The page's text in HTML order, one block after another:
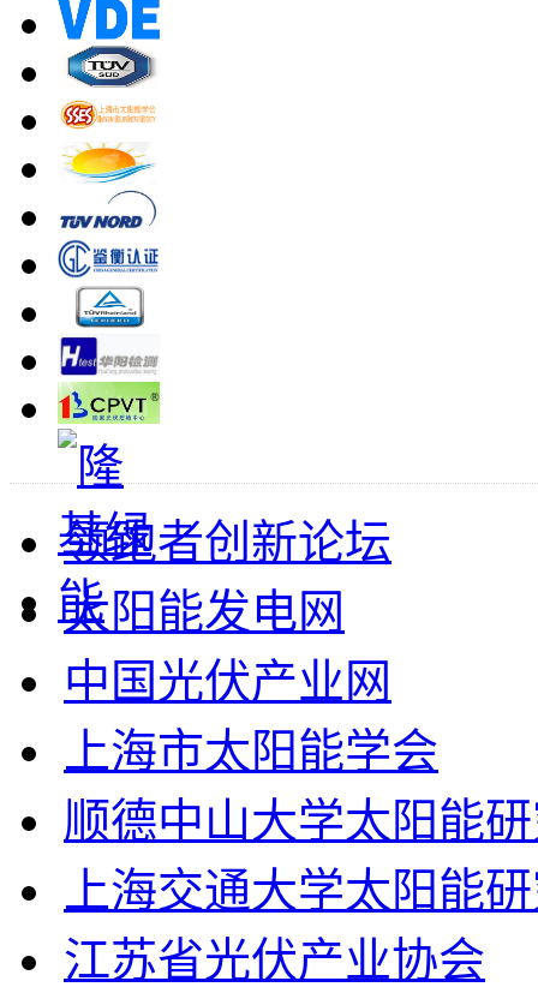
领跑者创新论坛
太阳能发电网
中国光伏产业网
上海市太阳能学会
顺德中山大学太阳能
上海交通大学太阳能
江苏省光伏产业协会